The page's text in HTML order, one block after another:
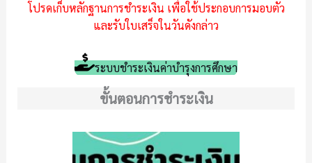
โปรดเก็บหลักฐานการชำระเงิน เพื่อใช้ประกอบการมอบตัว
และรับใบเสร็จในวันดังกล่าว
ระบบชำระเงินค่าบำรุงการศึกษา
ขั้นตอนการชำระเงิน